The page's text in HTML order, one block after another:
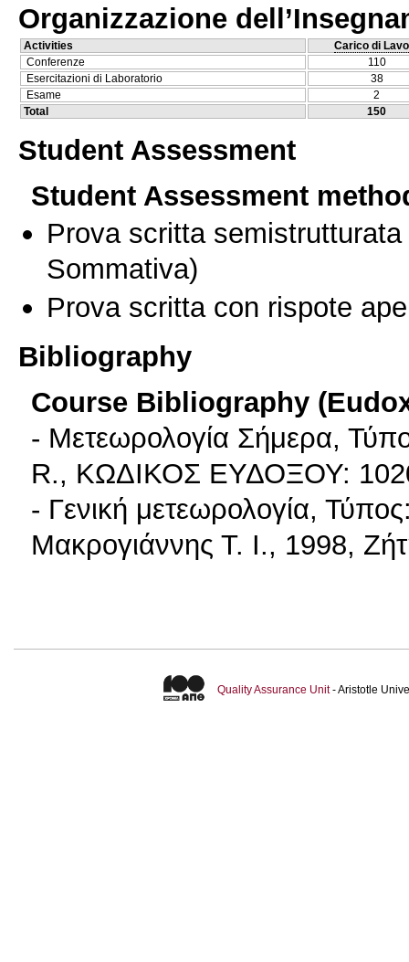
Organizzazione
Activities
Carico di
Conferenze
110
Esercitazioni di Laboratorio
38
Esame
2
Total
150
Student Assessment
Student Assessment
Prova scritta
Sommativa)
Prova scritta con rispote
Bibliography
Course Bibliography
- Μετεωρολογία Σήμερα,
R., ΚΩΔΙΚΟΣ ΕΥΔΟΞΟΥ:
- Γενική μετεωρολογία,
Μακρογιάννης Τ. Ι., 1998,
Quality Assurance Unit- Aristotle